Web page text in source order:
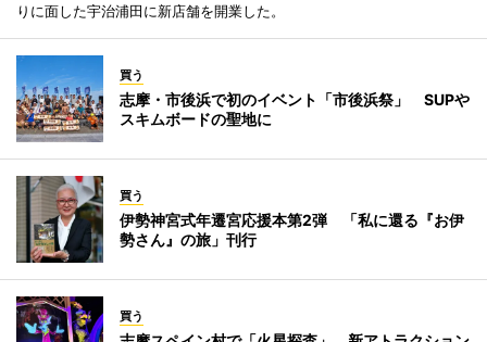
りに面した宇治浦田に新店舗を開業した。
買う
志摩・市後浜で初のイベント「市後浜祭」 SUPや
スキムボードの聖地に
買う
伊勢神宮式年遷宮応援本第2弾 「私に還る『お伊
勢さん』の旅」刊行
買う